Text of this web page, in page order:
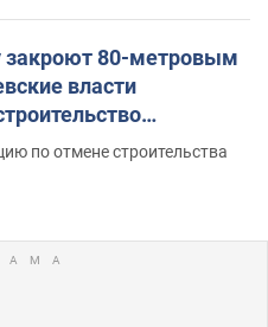
закроют 80-метровым
власти
верующего"
по отмене строительства